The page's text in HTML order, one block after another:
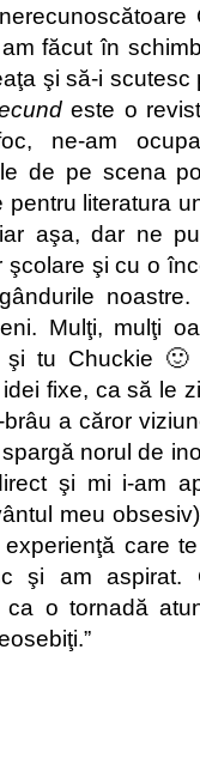
făcut în
şi să-i scutesc
este o
ne-am
de pe scena
literatura
aşa, dar ne
şi cu o
Mulţi, mulţi
şi tu Chuckie
fixe, ca să le
a căror
norul de
şi mi i-am
meu
care te
şi am aspirat.
ca o tornadă